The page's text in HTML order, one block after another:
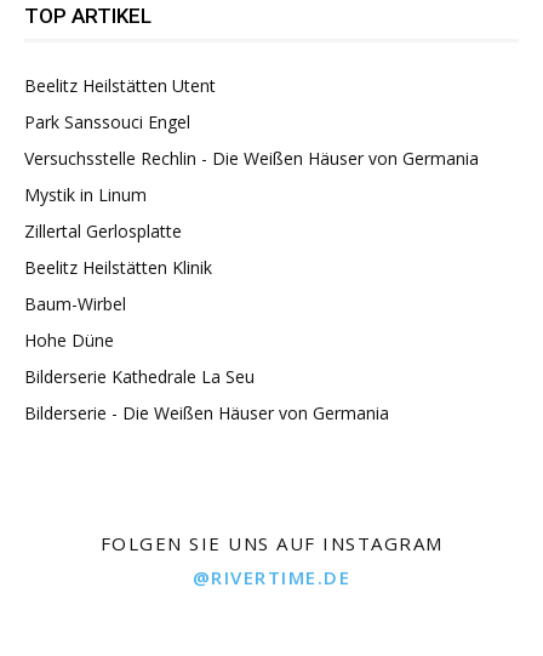
TOP ARTIKEL
Beelitz Heilstätten Utent
Park Sanssouci Engel
Versuchsstelle Rechlin - Die Weißen Häuser von Germania
Mystik in Linum
Zillertal Gerlosplatte
Beelitz Heilstätten Klinik
Baum-Wirbel
Hohe Düne
Bilderserie Kathedrale La Seu
Bilderserie - Die Weißen Häuser von Germania
FOLGEN SIE UNS AUF INSTAGRAM
@RIVERTIME.DE